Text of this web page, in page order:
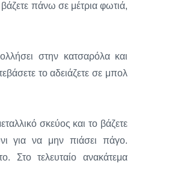
πάνω σε μέτρια φωτιά,
στην κατσαρόλα και
το αδειάζετε σε μπολ
σκεύος και το βάζετε
για να μην πιάσει πάγο.
Στο τελευταίο ανακάτεμα